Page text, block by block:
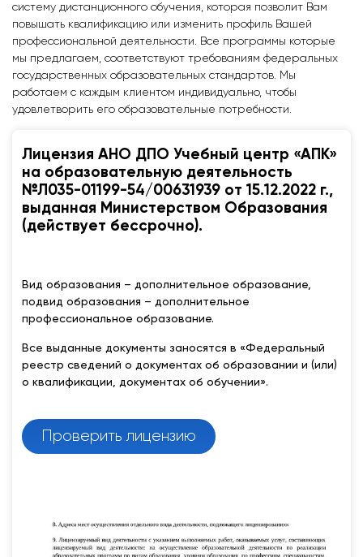
систему дистанционного обучения, которая позволит Вам
повышать квалификацию или изменить профиль Вашей
профессиональной деятельности. Все программы которые
мы предлагаем, соответствуют требованиям федеральных
государственных образовательных стандартов. Мы
работаем с каждым клиентом индивидуально, чтобы
удовлетворить его образовательные потребности.
Лицензия АНО ДПО Учебный центр «АПК»
на образовательную деятельность
№Л035-01199-54/00631939 от 15.12.2022 г.,
выданная Министерством Образования
(действует бессрочно).
Вид образования – дополнительное образование,
подвид образования – дополнительное
профессиональное образование.
Все выданные документы заносятся в «Федеральный
реестр сведений о документах об образовании и (или)
о квалификации, документах об обучении».
Проверить лицензию